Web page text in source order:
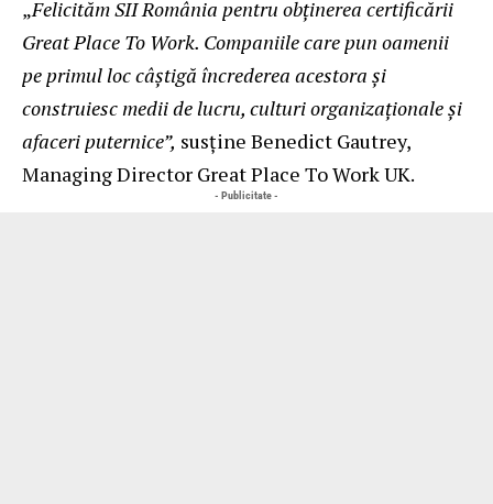
„Felicităm SII România pentru obținerea certificării
Great Place To Work. Companiile care pun oamenii
pe primul loc câștigă încrederea acestora și
construiesc medii de lucru, culturi organizaționale și
afaceri puternice”, susține Benedict Gautrey,
Managing Director Great Place To Work UK.
- Publicitate -